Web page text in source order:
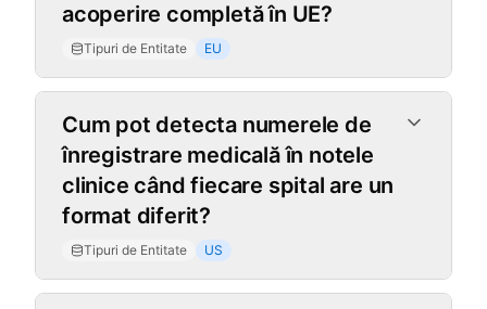
acoperire completă în UE?
Tipuri de Entitate EU
Cum pot detecta numerele de
înregistrare medicală în notele
clinice când fiecare spital are un
format diferit?
Tipuri de Entitate US